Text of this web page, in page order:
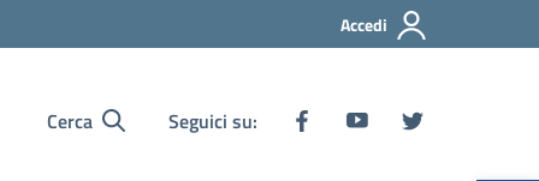
Accedi
Cerca Seguici su: